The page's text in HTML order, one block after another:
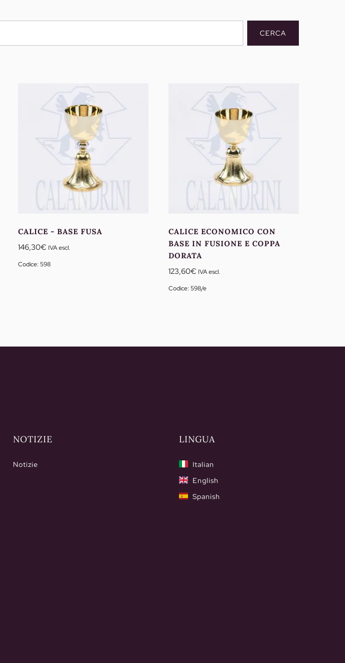
CERCA
CALICE - BASE FUSA
146,30€ IVA escl.
Codice: 598
CALICE ECONOMICO CON
BASE IN FUSIONE E COPPA
DORATA
123,60€ IVA escl.
Codice: 598/e
NOTIZIE
Notizie
LINGUA
Italian
English
Spanish